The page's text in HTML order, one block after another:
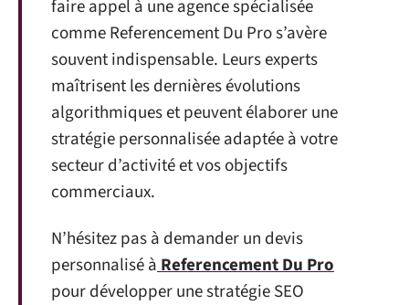
faire appel à une agence spécialisée
comme Referencement Du Pro s’avère
souvent indispensable. Leurs experts
maîtrisent les dernières évolutions
algorithmiques et peuvent élaborer une
stratégie personnalisée adaptée à votre
secteur d’activité et vos objectifs
commerciaux.
N’hésitez pas à demander un devis
personnalisé àReferencement Du Pro
pour développer une stratégie SEO